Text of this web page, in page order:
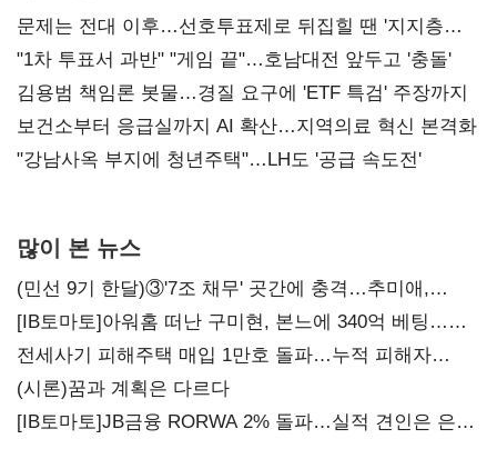
문제는 전대 이후…선호투표제로 뒤집힐 땐 '지지층
불복'
"1차 투표서 과반" "게임 끝"…호남대전 앞두고 '충돌'
김용범 책임론 봇물…경질 요구에 'ETF 특검' 주장까지
보건소부터 응급실까지 AI 확산…지역의료 혁신 본격화
"강남사옥 부지에 청년주택"…LH도 '공급 속도전'
많이 본 뉴스
(민선 9기 한달)③'7조 채무' 곳간에 충격…추미애,
20년만에 '비상재정' 선언 승부수
[IB토마토]아워홈 떠난 구미현, 본느에 340억 베팅…
가족 지배체제 구축
전세사기 피해주택 매입 1만호 돌파…누적 피해자
4만278명
(시론)꿈과 계획은 다르다
[IB토마토]JB금융 RORWA 2% 돌파…실적 견인은 은행